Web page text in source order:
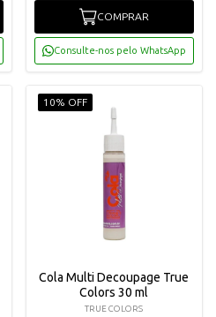
COMPRAR
Consulte-nos pelo WhatsApp
10% OFF
Cola Multi Decoupage True
Colors 30 ml
TRUE COLORS